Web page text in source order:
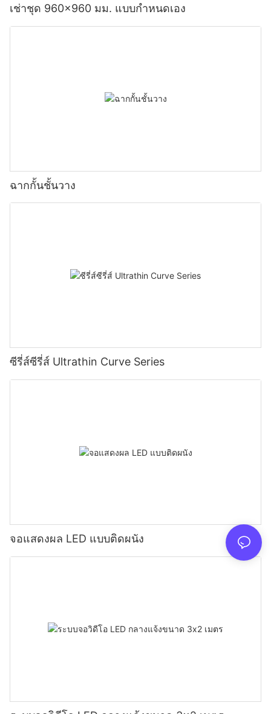
เช่าชุด 960x960 มม. แบบกำหนดเอง
ฉากกั้นชั้นวาง
ซีรี่ส์ซีรี่ส์ Ultrathin Curve Series
จอแสดงผล LED แบบติดผนัง